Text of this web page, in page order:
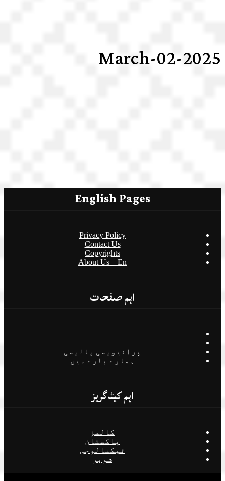
2025-March-02
English Pages
Privacy Policy
Contact Us
Copyrights
About Us – En
اہم صفحات
پرائیویسی پالیسی
ہمارے بارے میں
اہم کیٹاگریز
کالمز
پاکستان
ٹیکنالوجی
شوبز